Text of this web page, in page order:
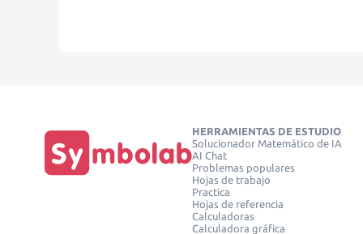
HERRAMIENTAS DE ESTUDIO
Solucionador Matemático de IA
AI Chat
Problemas populares
Hojas de trabajo
Practica
Hojas de referencia
Calculadoras
Calculadora gráfica